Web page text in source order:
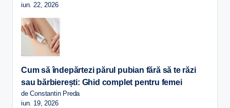
iun. 22, 2026
Cum să îndepărtezi părul pubian fără să te răzi
sau bărbierești: Ghid complet pentru femei
de Constantin Preda
iun. 19, 2026